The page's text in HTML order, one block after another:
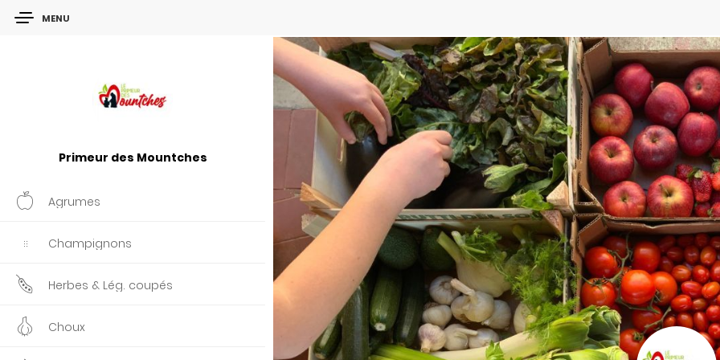
MENU
Primeur des Mountches
Agrumes
Champignons
Herbes & Lég. coupés
Choux